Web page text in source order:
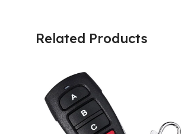
Related Products